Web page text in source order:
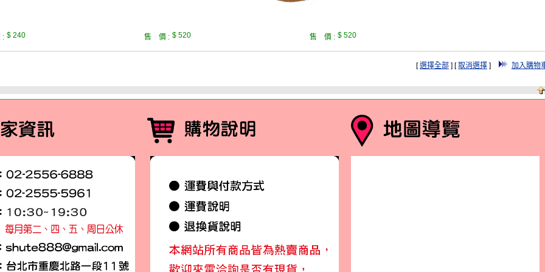
: $ 240 售 價 : $ 520 售 價 : $ 520
[選擇全部 ] [取消選擇 ] 加入購物